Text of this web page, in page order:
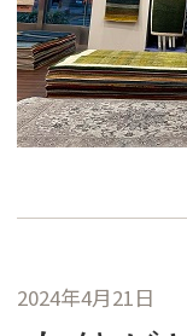
2024年4月21日